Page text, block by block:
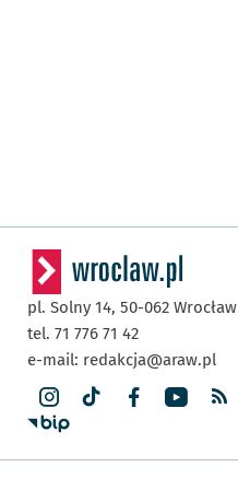
pl. Solny 14, 50-062 Wrocław
tel. 71 776 71 42
e-mail: redakcja@araw.pl